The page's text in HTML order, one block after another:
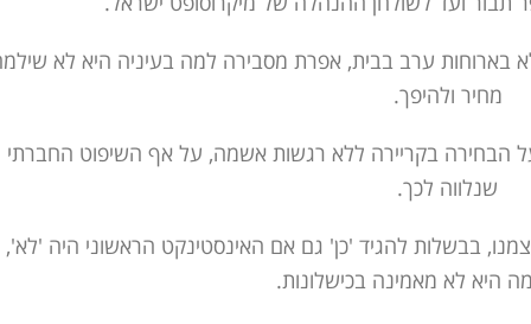
בארוחות ערב בבית, אפרת מסבירה למה בעיניה היא לא
מחיר ולהיפך.
בקריירה ללא רגשות אשמה, על אף השיפוט החברתי
שנלווה לכך.
בבשלות להגיד 'כן' גם אם האינסטינקט הראשוני היה 'לא',
היא לא מאמינה בכישלונות.